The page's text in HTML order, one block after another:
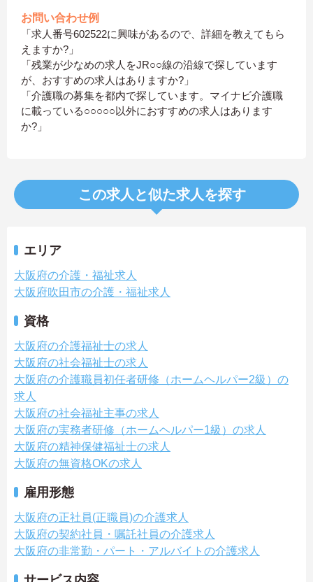
お問い合わせ例
「求人番号602522に興味があるので、詳細を教えてもら
えますか?」
「残業が少なめの求人をJR○○線の沿線で探しています
が、おすすめの求人はありますか?」
「介護職の募集を都内で探しています。マイナビ介護職
に載っている○○○○○以外におすすめの求人はあります
か?」
この求人と似た求人を探す
エリア
大阪府の介護・福祉求人
大阪府吹田市の介護・福祉求人
資格
大阪府の介護福祉士の求人
大阪府の社会福祉士の求人
大阪府の介護職員初任者研修（ホームヘルパー2級）の
求人
大阪府の社会福祉主事の求人
大阪府の実務者研修（ホームヘルパー1級）の求人
大阪府の精神保健福祉士の求人
大阪府の無資格OKの求人
雇用形態
大阪府の正社員(正職員)の介護求人
大阪府の契約社員・嘱託社員の介護求人
大阪府の非常勤・パート・アルバイトの介護求人